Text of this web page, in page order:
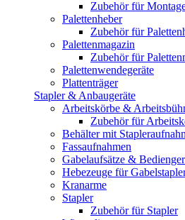
Zubehör für
Palettenheber
Zubehör für
Palettenmagazin
Zubehör für
Palettenwendegeräte
Plattenträger
Stapler & Anbaugeräte
Arbeitskörbe &
Zubehör für
Behälter mit
Fassaufnahmen
Gabelaufsätze &
Hebezeuge für
Kranarme
Stapler
Zubehör für Stapler